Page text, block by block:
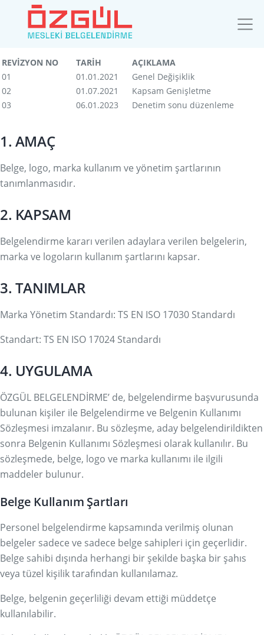
REVİZYON TAKİP TABLOSU
REVİZYON NO TARİH
AÇIKLAMA
01
01.01.2021
Genel Değişiklik
02
01.07.2021
Kapsam Genişletme
03
06.01.2023 Denetim sonu düzenleme
1. AMAÇ
Belge, logo, marka kullanım ve yönetim şartlarının
tanımlanmasıdır.
2. KAPSAM
Belgelendirme kararı verilen adaylara verilen belgelerin,
marka ve logoların kullanım şartlarını kapsar.
3. TANIMLAR
Marka Yönetim Standardı: TS EN ISO 17030 Standardı
Standart: TS EN ISO 17024 Standardı
4. UYGULAMA
ÖZGÜL BELGELENDİRME’ de, belgelendirme başvurusunda
bulunan kişiler ile Belgelendirme ve Belgenin Kullanımı
Sözleşmesi imzalanır. Bu sözleşme, aday belgelendirildikten
sonra Belgenin Kullanımı Sözleşmesi olarak kullanılır. Bu
sözleşmede, belge, logo ve marka kullanımı ile ilgili
maddeler bulunur.
Belge Kullanım Şartları
Personel belgelendirme kapsamında verilmiş olunan
belgeler sadece ve sadece belge sahipleri için geçerlidir.
Belge sahibi dışında herhangi bir şekilde başka bir şahıs
veya tüzel kişilik tarafından kullanılamaz.
Belge, belgenin geçerliliği devam ettiği müddetçe
kullanılabilir.